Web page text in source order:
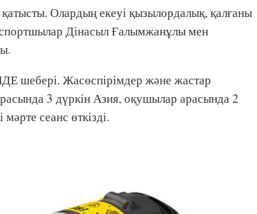
Олардың екеуі қызылордалық, қалғаны
Дінасыл Ғалымжанұлы мен
шебері. Жасөспірімдер және жастар
3 дүркін Азия, оқушылар арасында 2
сеанс өткізді.